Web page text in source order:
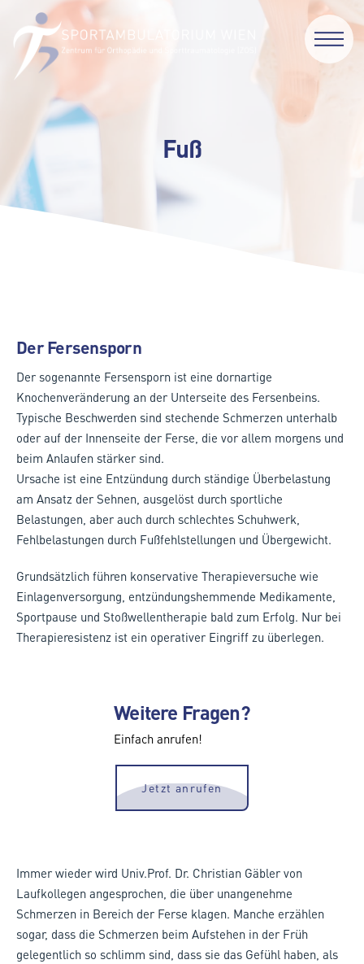
Fuß
Der Fersensporn
Der sogenannte Fersensporn ist eine dornartige
Knochenveränderung an der Unterseite des Fersenbeins.
Typische Beschwerden sind stechende Schmerzen unterhalb
oder auf der Innenseite der Ferse, die vor allem morgens und
beim Anlaufen stärker sind.
Ursache ist eine Entzündung durch ständige Überbelastung
am Ansatz der Sehnen, ausgelöst durch sportliche
Belastungen, aber auch durch schlechtes Schuhwerk,
Fehlbelastungen durch Fußfehlstellungen und Übergewicht.
Grundsätzlich führen konservative Therapieversuche wie
Einlagenversorgung, entzündungshemmende Medikamente,
Sportpause und Stoßwellentherapie bald zum Erfolg. Nur bei
Therapieresistenz ist ein operativer Eingriff zu überlegen.
Weitere Fragen?
Einfach anrufen!
Jetzt anrufen
Immer wieder wird Univ.Prof. Dr. Christian Gäbler von
Laufkollegen angesprochen, die über unangenehme
Schmerzen in Bereich der Ferse klagen. Manche erzählen
sogar, dass die Schmerzen beim Aufstehen in der Früh
gelegentlich so schlimm sind, dass sie das Gefühl haben, als